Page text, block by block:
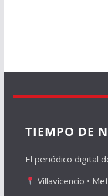
TIEMPO DE
El periódico digital
Villavicencio •